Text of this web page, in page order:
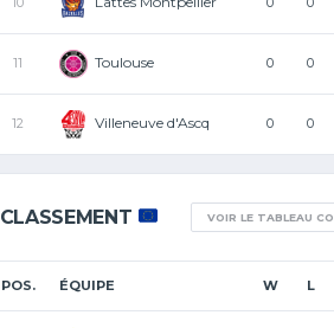
11 Toulouse 0 0
12 Villeneuve d'Ascq 0 0
CLASSEMENT VOIR LE TABLEAU
POS. ÉQUIPE W L